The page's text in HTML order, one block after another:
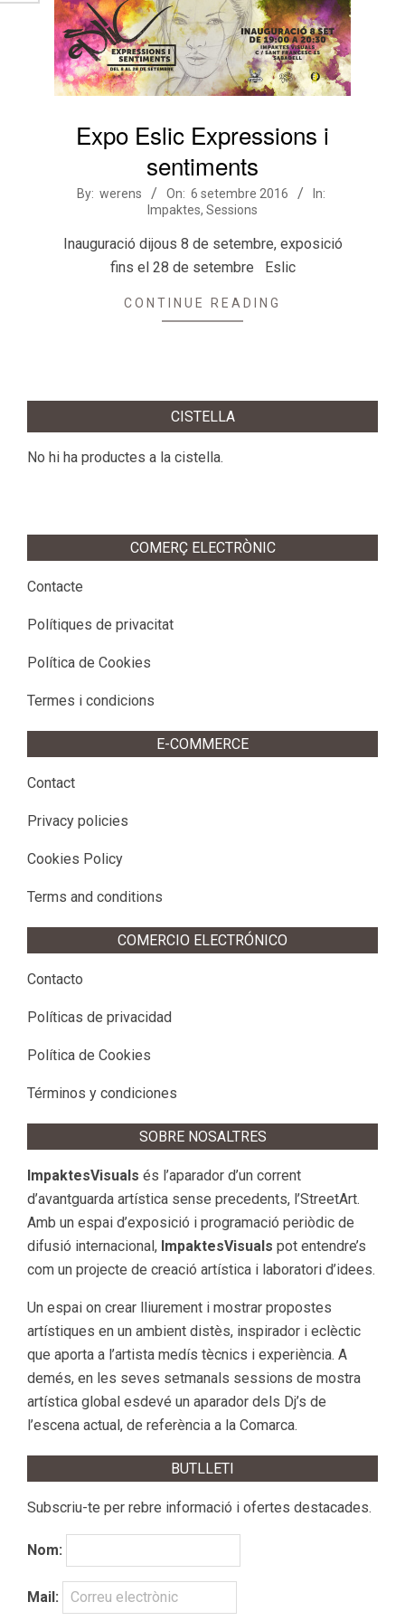
Expo Eslic Expressions i
sentiments
2016-
06
By: werens On: 6 setembre 2016
In:
Impaktes, Sessions
Inauguració dijous 8 de setembre, exposició
fins el 28 de setembre Eslic
CONTINUE READING
CISTELLA
No hi ha productes a la cistella.
COMERÇ ELECTRÒNIC
Contacte
Polítiques de privacitat
Política de Cookies
Termes i condicions
E-COMMERCE
Contact
Privacy policies
Cookies Policy
Terms and conditions
COMERCIO ELECTRÓNICO
Contacto
Políticas de privacidad
Política de Cookies
Términos y condiciones
SOBRE NOSALTRES
ImpaktesVisuals és l’aparador d’un corrent
d’avantguarda artística sense precedents, l’StreetArt.
Amb un espai d’exposició i programació periòdic de
difusió internacional, ImpaktesVisuals pot entendre’s
com un projecte de creació artística i laboratori d’idees.
Un espai on crear lliurement i mostrar propostes
artístiques en un ambient distès, inspirador i eclèctic
que aporta a l’artista medís tècnics i experiència. A
demés, en les seves setmanals sessions de mostra
artística global esdevé un aparador dels Dj’s de
l’escena actual, de referència a la Comarca.
BUTLLETI
Subscriu-te per rebre informació i ofertes destacades.
Nom:
Mail: